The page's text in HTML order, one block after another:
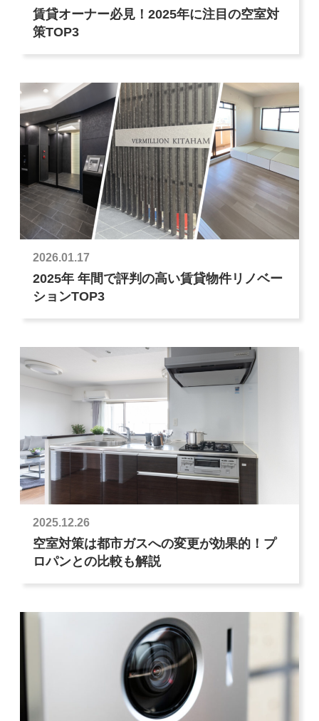
賃貸オーナー必見！2025年に注目の空室対
策TOP3
2026.01.17
2025年 年間で評判の高い賃貸物件リノベー
ションTOP3
2025.12.26
空室対策は都市ガスへの変更が効果的！プ
ロパンとの比較も解説